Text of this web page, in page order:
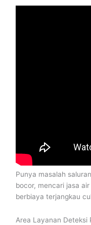
Punya masalah
bocor, mencari jasa
berbiaya terjangkau
Area Layanan Deteksi